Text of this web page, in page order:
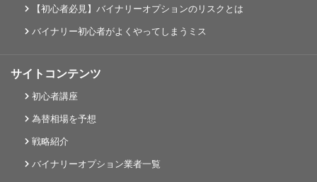
【初心者必見】バイナリーオプションのリスクとは
バイナリー初心者がよくやってしまうミス
サイトコンテンツ
初心者講座
為替相場を予想
戦略紹介
バイナリーオプション業者一覧